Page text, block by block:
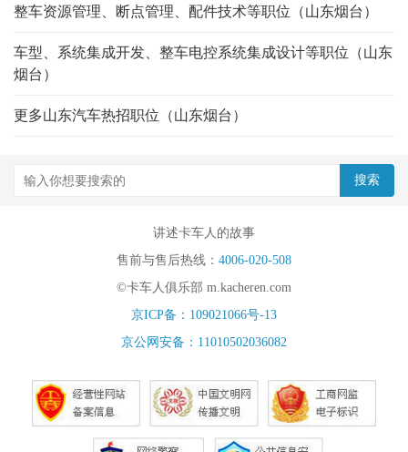
整车资源管理、断点管理、配件技术等职位（山东烟台）
车型、系统集成开发、整车电控系统集成设计等职位（山东
烟台）
更多山东汽车热招职位（山东烟台）
讲述卡车人的故事
售前与售后热线： 4006-020-508
©卡车人俱乐部 m.kacheren.com
京ICP备：109021066号-13
京公网安备：11010502036082